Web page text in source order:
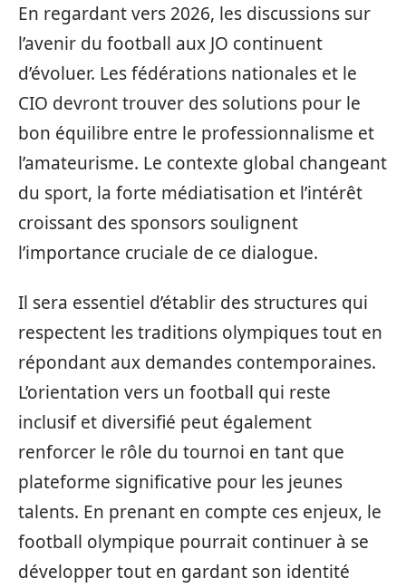
En regardant vers 2026, les discussions sur
l’avenir du football aux JO continuent
d’évoluer. Les fédérations nationales et le
CIO devront trouver des solutions pour le
bon équilibre entre le professionnalisme et
l’amateurisme. Le contexte global changeant
du sport, la forte médiatisation et l’intérêt
croissant des sponsors soulignent
l’importance cruciale de ce dialogue.
Il sera essentiel d’établir des structures qui
respectent les traditions olympiques tout en
répondant aux demandes contemporaines.
L’orientation vers un football qui reste
inclusif et diversifié peut également
renforcer le rôle du tournoi en tant que
plateforme significative pour les jeunes
talents. En prenant en compte ces enjeux, le
football olympique pourrait continuer à se
développer tout en gardant son identité